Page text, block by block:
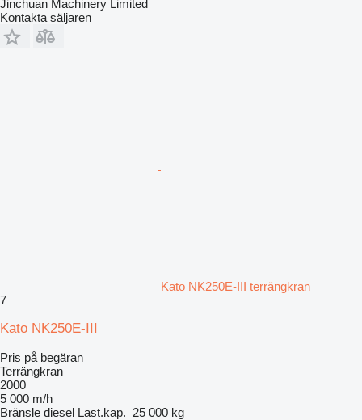
Jinchuan Machinery Limited
Kontakta säljaren
Kato NK250E-III terrängkran
7
Kato NK250E-III
Pris på begäran
Terrängkran
2000
5 000 m/h
Bränsle diesel Last.kap. 25 000 kg